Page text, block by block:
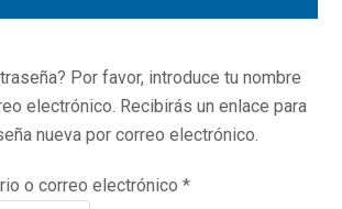
Por favor, introduce tu nombre
electrónico. Recibirás un enlace para
nueva por correo electrónico.
o correo electrónico*Obligatorio